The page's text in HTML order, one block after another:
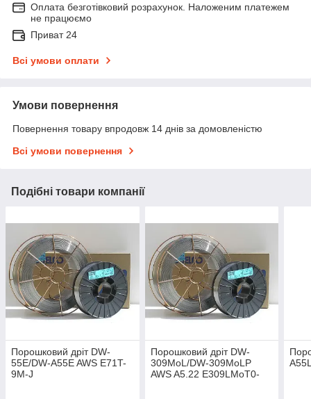
Оплата безготівковий розрахунок. Наложеним платежем
не працюємо
Приват 24
Всі умови оплати
Умови повернення
Повернення товару впродовж 14 днів за домовленістю
Всі умови повернення
Подібні товари компанії
Порошковий дріт DW-
55E/DW-A55E AWS E71T-
9M-J
Порошковий дріт DW-
309MoL/DW-309MoLP
AWS A5.22 E309LMoT0-